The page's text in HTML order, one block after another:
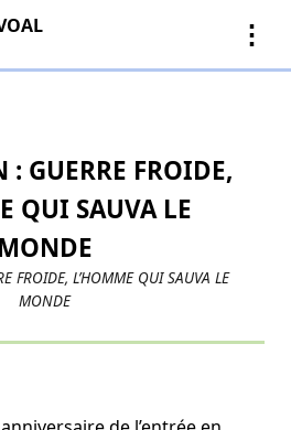
⋮
: GUERRE FROIDE,
QUI SAUVA LE
MONDE
FROIDE, L’HOMME QUI SAUVA LE
MONDE